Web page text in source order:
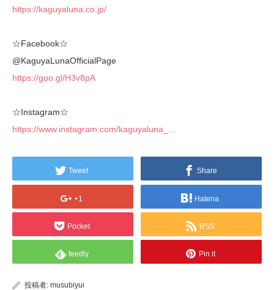
https://kaguyaluna.co.jp/
☆Facebook☆
@KaguyaLunaOfficialPage
https://goo.gl/H3v8pA
☆Instagram☆
https://www.instagram.com/kaguyaluna_…
Tweet Share
+1 Hatena
Pocket RSS
feedly Pin it
投稿者: musubiyui